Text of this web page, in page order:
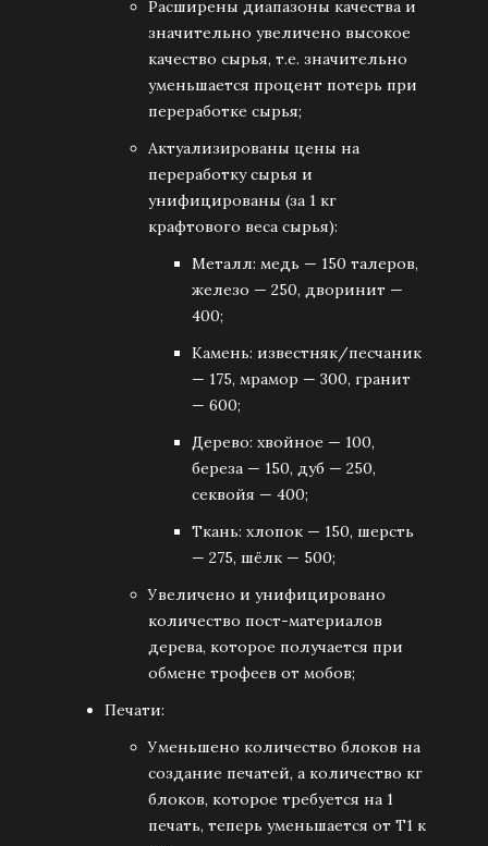
Расширены диапазоны качества и
значительно увеличено высокое
качество сырья, т.е. значительно
уменьшается процент потерь при
переработке сырья;
Актуализированы цены на
переработку сырья и
унифицированы (за 1 кг
крафтового веса сырья):
Металл: медь — 150 талеров,
железо — 250, дворинит —
400;
Камень: известняк/песчаник
— 175, мрамор — 300, гранит
— 600;
Дерево: хвойное — 100,
береза — 150, дуб — 250,
секвойя — 400;
Ткань: хлопок — 150, шерсть
— 275, шёлк — 500;
Увеличено и унифицировано
количество пост-материалов
дерева, которое получается при
обмене трофеев от мобов;
Печати:
Уменьшено количество блоков на
создание печатей, а количество кг
блоков, которое требуется на 1
печать, теперь уменьшается от Т1 к